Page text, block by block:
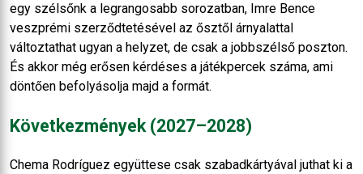
egy szélsőnk a legrangosabb sorozatban, Imre Bence
veszprémi szerződtetésével az ősztől árnyalattal
változtathat ugyan a helyzet, de csak a jobbszélső poszton.
És akkor még erősen kérdéses a játékpercek száma, ami
döntően befolyásolja majd a formát.
Következmények (2027–2028)
Chema Rodríguez együttese csak szabadkártyával juthat ki a